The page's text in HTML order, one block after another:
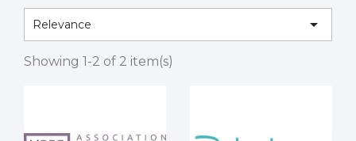
Relevance 
Showing 1-2 of 2 item(s)